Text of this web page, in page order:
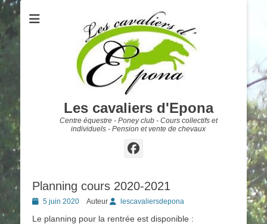
Les cavaliers d'Epona
Centre équestre - Poney club - Cours collectifs et
individuels - Pension et vente de chevaux
Facebook
Planning cours 2020-2021
Posted5 juin 2020 Auteur lescavaliersdepona
Le planning pour la rentrée est disponible :